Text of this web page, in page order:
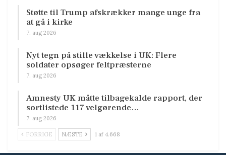
Støtte til Trump afskrækker mange unge fra
at gå i kirke
7. aug 2026
Nyt tegn på stille vækkelse i UK: Flere
soldater opsøger feltpræsterne
7. aug 2026
Amnesty UK måtte tilbagekalde rapport, der
sortlistede 117 velgørende…
7. aug 2026
FORRIGE NÆSTE 1 af 4.668